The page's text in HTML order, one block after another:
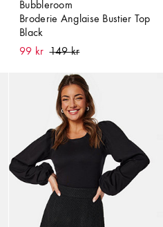
Bubbleroom
Broderie Anglaise Bustier Top
Black
99 kr